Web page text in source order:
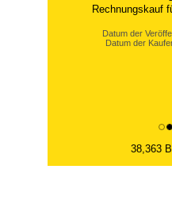
Rechnungskauf
Datum der
Datum der
38,363